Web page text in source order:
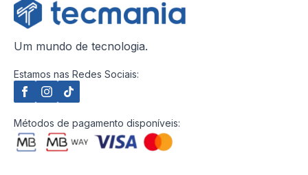
Um mundo de tecnologia.
Estamos nas Redes Sociais:
Métodos de pagamento disponíveis: